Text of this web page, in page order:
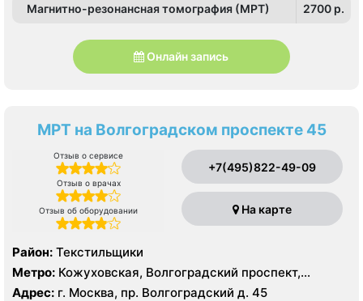
Магнитно-резонансная томография (МРТ) 2700 p.
Онлайн запись
МРТ на Волгоградском проспекте 45
Отзыв о сервисе
Отзыв о врачах
Отзыв об оборудовании
+7(495)822-49-09
На карте
Район: Текстильщики
Метро: Кожуховская, Волгоградский проспект,
Текстильщики
Адрес: г. Москва, пр. Волгоградский д. 45